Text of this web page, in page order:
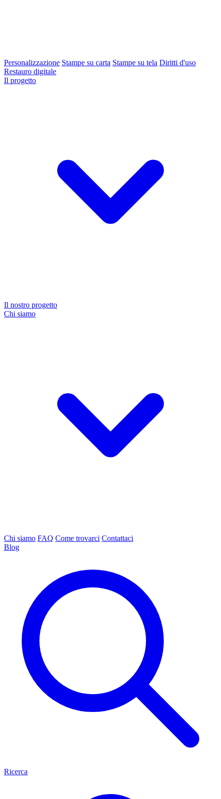
Personalizzazione Stampe su carta Stampe su tela Diritti d'uso
Restauro digitale
Il progetto
Il nostro progetto
Chi siamo
Chi siamo FAQ Come trovarci Contattaci
Blog
Ricerca